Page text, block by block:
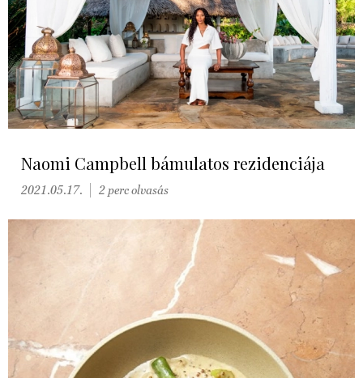
Naomi Campbell bámulatos rezidenciája
2021.05.17. 2 perc olvasás